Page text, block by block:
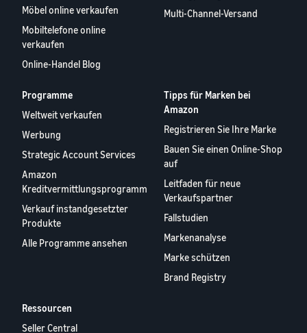
Möbel online verkaufen
Mobiltelefone online
verkaufen
Online-Handel Blog
Multi-Channel-Versand
Programme
Weltweit verkaufen
Werbung
Strategic Account Services
Amazon
Kreditvermittlungsprogramm
Verkauf instandgesetzter
Produkte
Alle Programme ansehen
Tipps für Marken bei
Amazon
Registrieren Sie Ihre Marke
Bauen Sie einen Online-Shop
auf
Leitfaden für neue
Verkaufspartner
Fallstudien
Markenanalyse
Marke schützen
Brand Registry
Ressourcen
Seller Central